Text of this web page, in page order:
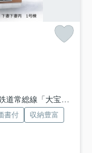
常総線「大宝」駅 徒歩30分
書付
収納豊富